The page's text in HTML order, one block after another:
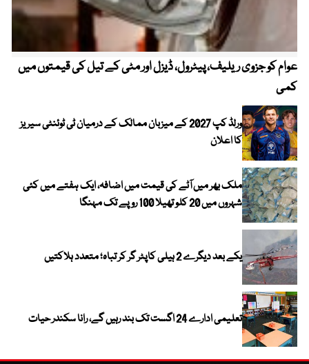
عوام کو جزوی ریلیف، پیٹرول، ڈیزل اور مٹی کے تیل کی قیمتوں میں
کمی
ورلڈ کپ 2027 کے میزبان ممالک کے درمیان ٹی ٹوئنٹی سیریز
کا اعلان
ملک بھر میں آٹے کی قیمت میں اضافہ، ایک ہفتے میں کئی
شہروں میں 20 کلو تھیلا 100 روپے تک مہنگا
یکے بعد دیگرے 2 ہیلی کاپٹر گر کر تباہ؛ متعدد ہلاکتیں
تعلیمی ادارے 24 اگست تک بند رہیں گے، رانا سکندر حیات